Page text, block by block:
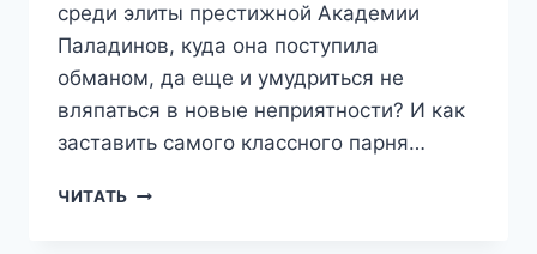
среди элиты престижной Академии
Паладинов, куда она поступила
обманом, да еще и умудриться не
вляпаться в новые неприятности? И как
заставить самого классного парня…
ЧИТАТЬ ЛИШНЯЯ